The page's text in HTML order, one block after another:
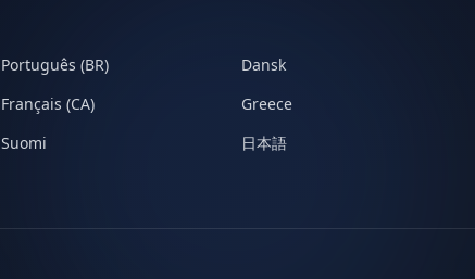
Português (BR) Dansk
Français (CA) Greece
Suomi 日本語